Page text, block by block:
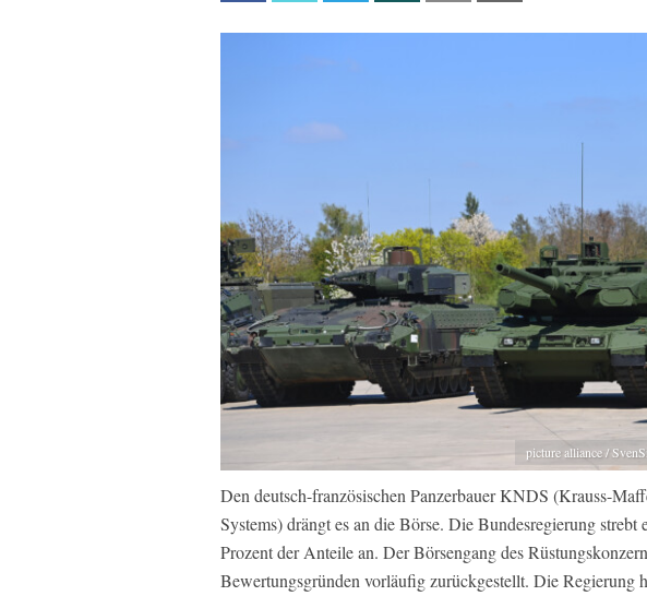
picture alliance /
Den deutsch-französischen Panzerbauer KNDS (Krauss-
Systems) drängt es an die Börse. Die Bundesregierung
Prozent der Anteile an. Der Börsengang des
Bewertungsgründen vorläufig zurückgestellt. Die Regierung